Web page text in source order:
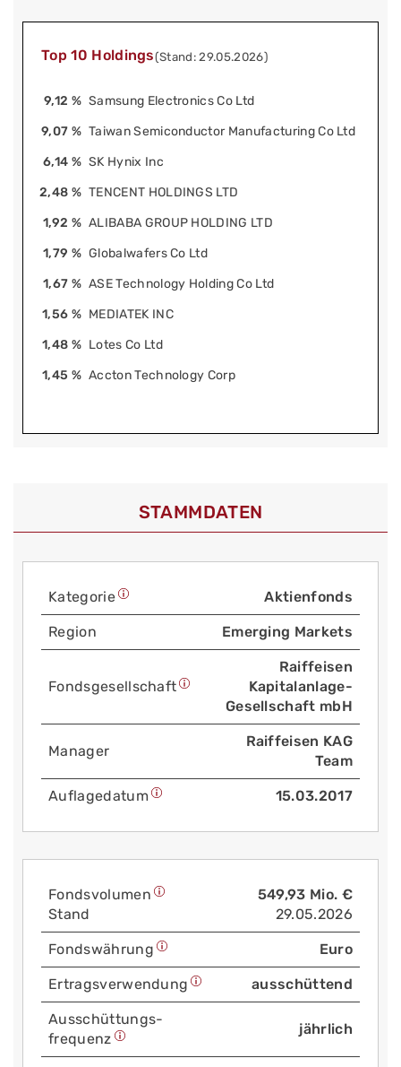
Top 10 Holdings(Stand: 29.05.2026)
9,12 % Samsung Electronics Co Ltd
9,07 % Taiwan Semiconductor Manufacturing Co Ltd
6,14 % SK Hynix Inc
2,48 % TENCENT HOLDINGS LTD
1,92 % ALIBABA GROUP HOLDING LTD
1,79 % Globalwafers Co Ltd
1,67 % ASE Technology Holding Co Ltd
1,56 % MEDIATEK INC
1,48 % Lotes Co Ltd
1,45 % Accton Technology Corp
STAMMDATEN
Kategorie Aktienfonds
Region Emerging Markets
Fonds­gesellschaft
Raiffeisen
Kapitalanlage-
Gesellschaft mbH
Manager
Raiffeisen KAG
Team
Auflage­datum 15.03.2017
Fonds­volumen
Stand
549,93 Mio. €
29.05.2026
Fonds­währung Euro
Ertrags­verwendung ausschüttend
Aus­schüttungs­
frequenz
jährlich